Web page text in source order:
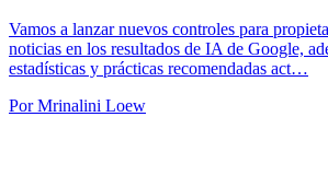
Vamos a lanzar nuevos controles para
noticias en los resultados de IA de Google,
estadísticas y prácticas recomendadas act…
Por Mrinalini Loew